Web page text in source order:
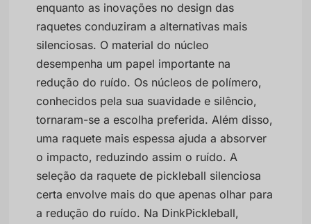
enquanto as inovações no design das
raquetes conduziram a alternativas mais
silenciosas. O material do núcleo
desempenha um papel importante na
redução do ruído. Os núcleos de polímero,
conhecidos pela sua suavidade e silêncio,
tornaram-se a escolha preferida. Além disso,
uma raquete mais espessa ajuda a absorver
o impacto, reduzindo assim o ruído. A
seleção da raquete de pickleball silenciosa
certa envolve mais do que apenas olhar para
a redução do ruído. Na DinkPickleball,